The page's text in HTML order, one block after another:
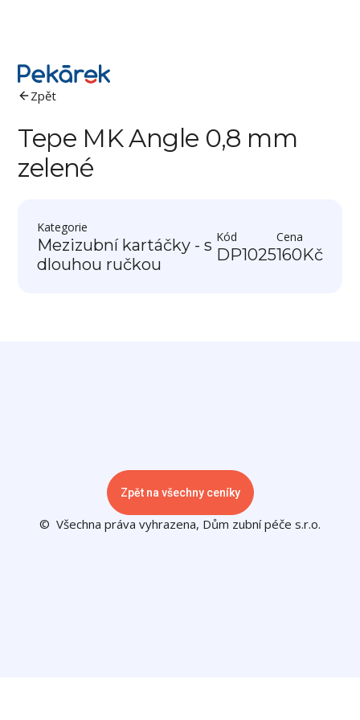
Zpět
Tepe MK Angle 0,8 mm
zelené
Kategorie
Mezizubní kartáčky - s
dlouhou ručkou
Kód
DP1025
Cena
160Kč
Zpět na všechny ceníky
© Všechna práva vyhrazena, Dům zubní péče s.r.o.